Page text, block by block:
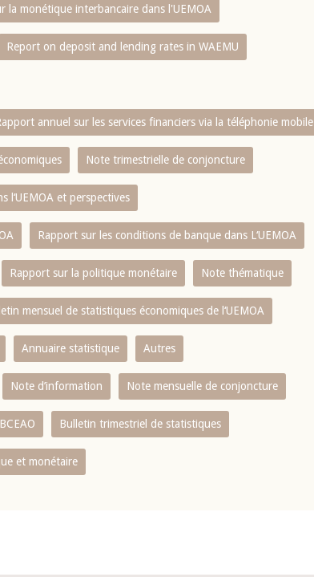
la monétique interbancaire dans l'UEMOA
Report on deposit and lending rates in WAEMU
annuel sur les services financiers via la téléphonie mobile
Note trimestrielle de conjoncture
l‘UEMOA et perspectives
Rapport sur les conditions de banque dans L‘UEMOA
Rapport sur la politique monétaire Note thématique
mensuel de statistiques économiques de l‘UEMOA
Annuaire statistique Autres
Note d’information Note mensuelle de conjoncture
Bulletin trimestriel de statistiques
et monétaire